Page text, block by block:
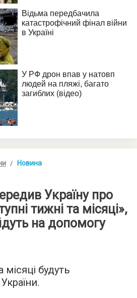
Новина
Україну про
тижні та місяці»,
на допомогу
місяці будуть